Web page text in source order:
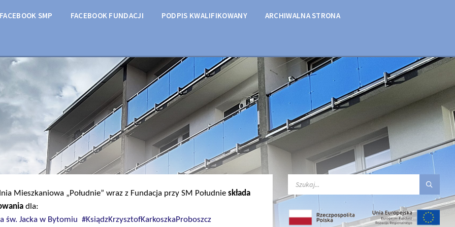
FACEBOOK SMP FACEBOOK FUNDACJI PODPIS KWALIFIKOWANY ARCHIWALNA STRONA
Mieszkaniowa „Południe” wraz z Fundacja przy SM Południeskłada
dla:
św. Jacka w Bytomiu #KsiądzKrzysztofKarkoszkaProboszcz